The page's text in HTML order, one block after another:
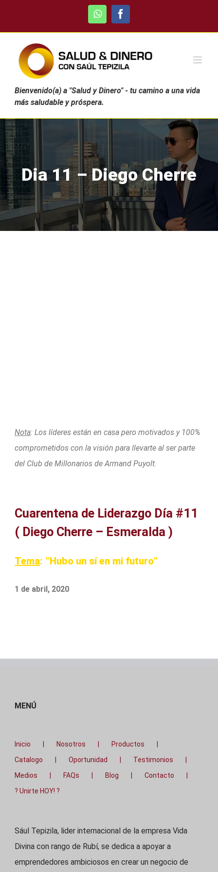
WhatsAppFacebook
Bienvenido(a) a "Salud y Dinero" - tu camino a una vida
más saludable y próspera.
Dia 11 – Diego Cherre
Nota: Los líderes están en casa pero motivados y 100%
comprometidos con la visión para llevarte al ser parte
del Club de Millonarios de Armand Puyolt.
Cuarentena de Liderazgo Día #11
( Diego Cherre – Esmeralda )
Tema: “Hubo un sí en mi futuro”
1 de abril, 2020
MENÚ
Inicio Nosotros
Productos
Catalogo
Oportunidad
Testimonios
Medios
FAQs Blog
Contacto
? Unirte HOY! ?
Sául Tepizila, lider internacional de la empresa Vida
Divina con rango de Rubí, se dedica a apoyar a
emprendedores ambiciosos en crear un negocio de